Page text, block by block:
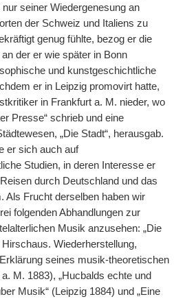
seiner Wiedergenesung an
der Schweiz und Italiens zu
genug fühlte, bezog er die
der er wie später in Bonn
und kunstgeschichtliche
er in Leipzig promovirt hatte,
in Frankfurt a. M. nieder, wo
Presse“ schrieb und eine
„Die Stadt“, herausgab.
er sich auch auf
Studien, in deren Interesse er
durch Deutschland und das
Als Frucht derselben haben wir
folgenden Abhandlungen zur
Musik anzusehen: „Die
Wiederherstellung,
seines musik-theoretischen
M. 1883), „Hucbalds echte und
Musik“ (Leipzig 1884) und „Eine